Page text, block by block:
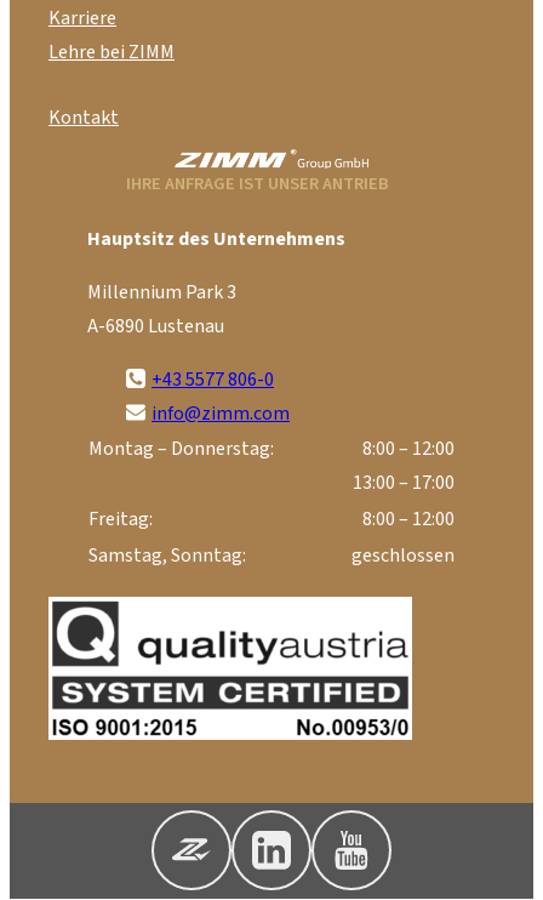
Karriere
Lehre bei ZIMM
Kontakt
IHRE ANFRAGE IST UNSER ANTRIEB
Hauptsitz des Unternehmens
Millennium Park 3
A-6890 Lustenau
+43 5577 806-0
info@zimm.com
Montag – Donnerstag:
8:00 – 12:00
13:00 – 17:00
Freitag:
8:00 – 12:00
Samstag, Sonntag:
geschlossen